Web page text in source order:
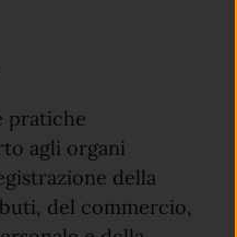
pratiche
agli organi
della
del commercio,